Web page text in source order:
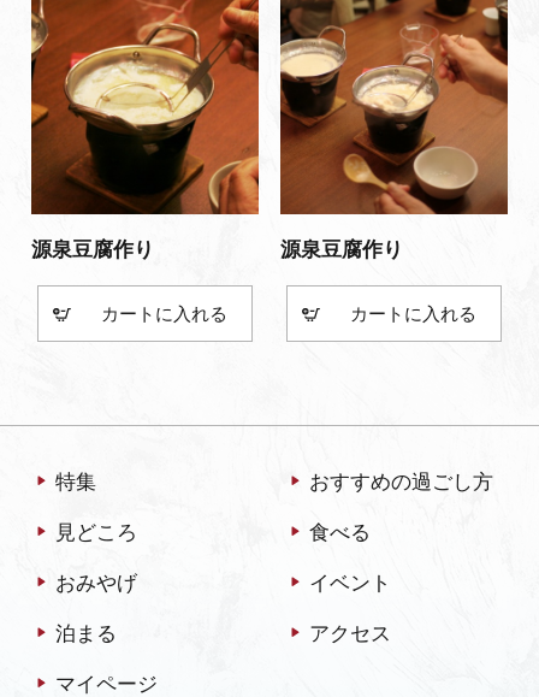
源泉豆腐作り
カート
源泉豆腐作り
カート
特集 おすすめの過ごし方
見どころ 食べる
おみやげ イベント
泊まる アクセス
マイページ